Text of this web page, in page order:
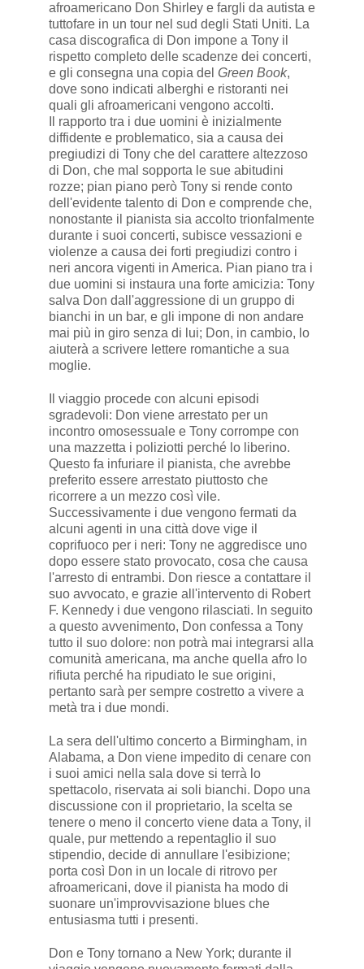
afroamericano Don Shirley e fargli da autista e
tuttofare in un tour nel sud degli Stati Uniti. La
casa discografica di Don impone a Tony il
rispetto completo delle scadenze dei concerti,
e gli consegna una copia del Green Book,
dove sono indicati alberghi e ristoranti nei
quali gli afroamericani vengono accolti.
Il rapporto tra i due uomini è inizialmente
diffidente e problematico, sia a causa dei
pregiudizi di Tony che del carattere altezzoso
di Don, che mal sopporta le sue abitudini
rozze; pian piano però Tony si rende conto
dell'evidente talento di Don e comprende che,
nonostante il pianista sia accolto trionfalmente
durante i suoi concerti, subisce vessazioni e
violenze a causa dei forti pregiudizi contro i
neri ancora vigenti in America. Pian piano tra i
due uomini si instaura una forte amicizia: Tony
salva Don dall'aggressione di un gruppo di
bianchi in un bar, e gli impone di non andare
mai più in giro senza di lui; Don, in cambio, lo
aiuterà a scrivere lettere romantiche a sua
moglie.
Il viaggio procede con alcuni episodi
sgradevoli: Don viene arrestato per un
incontro omosessuale e Tony corrompe con
una mazzetta i poliziotti perché lo liberino.
Questo fa infuriare il pianista, che avrebbe
preferito essere arrestato piuttosto che
ricorrere a un mezzo così vile.
Successivamente i due vengono fermati da
alcuni agenti in una città dove vige il
coprifuoco per i neri: Tony ne aggredisce uno
dopo essere stato provocato, cosa che causa
l'arresto di entrambi. Don riesce a contattare il
suo avvocato, e grazie all'intervento di Robert
F. Kennedy i due vengono rilasciati. In seguito
a questo avvenimento, Don confessa a Tony
tutto il suo dolore: non potrà mai integrarsi alla
comunità americana, ma anche quella afro lo
rifiuta perché ha ripudiato le sue origini,
pertanto sarà per sempre costretto a vivere a
metà tra i due mondi.
La sera dell'ultimo concerto a Birmingham, in
Alabama, a Don viene impedito di cenare con
i suoi amici nella sala dove si terrà lo
spettacolo, riservata ai soli bianchi. Dopo una
discussione con il proprietario, la scelta se
tenere o meno il concerto viene data a Tony, il
quale, pur mettendo a repentaglio il suo
stipendio, decide di annullare l'esibizione;
porta così Don in un locale di ritrovo per
afroamericani, dove il pianista ha modo di
suonare un'improvvisazione blues che
entusiasma tutti i presenti.
Don e Tony tornano a New York; durante il